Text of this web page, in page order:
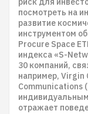
посмотреть на
развитие
инструментом
Procure Space
индекса «S-
30 компаний,
например, Virgin
Communications
отражает